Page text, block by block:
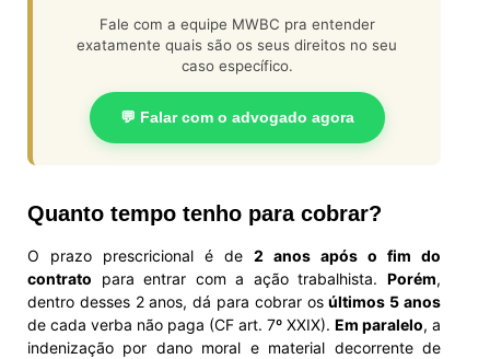
Fale com a equipe MWBC pra entender
exatamente quais são os seus direitos no seu
caso específico.
💬 Falar com o advogado agora
Quanto tempo tenho para cobrar?
O prazo prescricional é de 2 anos após o fim do
contrato para entrar com a ação trabalhista. Porém,
dentro desses 2 anos, dá para cobrar osúltimos 5 anos
de cada verba não paga (CF art. 7º XXIX). Em paralelo, a
indenização por dano moral e material decorrente de